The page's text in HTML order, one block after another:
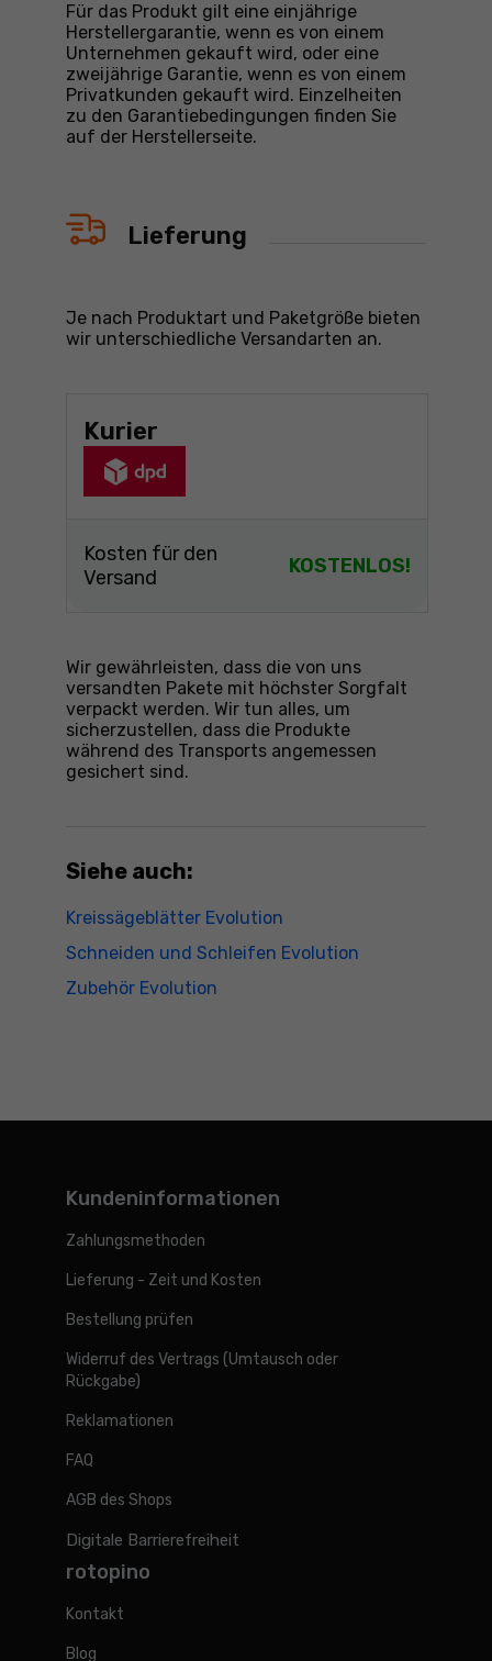
Für das Produkt gilt eine einjährige
Herstellergarantie, wenn es von einem
Unternehmen gekauft wird, oder eine
zweijährige Garantie, wenn es von einem
Privatkunden gekauft wird. Einzelheiten
zu den Garantiebedingungen finden Sie
auf der Herstellerseite.
Lieferung
Je nach Produktart und Paketgröße bieten
wir unterschiedliche Versandarten an.
Kurier
Kosten für den
Versand
KOSTENLOS!
Wir gewährleisten, dass die von uns
versandten Pakete mit höchster Sorgfalt
verpackt werden. Wir tun alles, um
sicherzustellen, dass die Produkte
während des Transports angemessen
gesichert sind.
Siehe auch:
Kreissägeblätter Evolution
Schneiden und Schleifen Evolution
Zubehör Evolution
Kundeninformationen
Zahlungsmethoden
Lieferung - Zeit und Kosten
Bestellung prüfen
Widerruf des Vertrags (Umtausch oder
Rückgabe)
Reklamationen
FAQ
AGB des Shops
Digitale Barrierefreiheit
rotopino
Kontakt
Blog